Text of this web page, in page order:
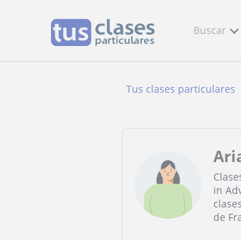
Buscar
Tus clases particulares
in
de